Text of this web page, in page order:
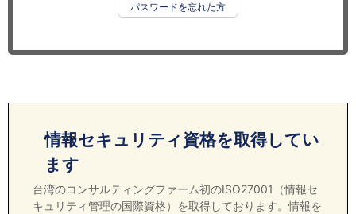
パスワードを忘れた方
情報セキュリティ資格を取得してい
ます
台湾のコンサルティングファーム初のISO27001（情報セ
キュリティ管理の国際資格）を取得しております。情報を